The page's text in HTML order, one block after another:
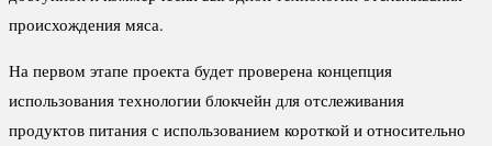
происхождения мяса.
На первом этапе проекта будет проверена концепция
использования технологии блокчейн для отслеживания
продуктов питания с использованием короткой и относительно